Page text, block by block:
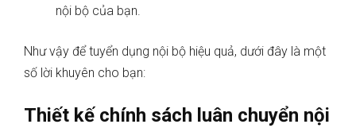
nội bộ của bạn.
Như vậy để tuyển dụng nội bộ hiệu quả, dưới đây là một
số lời khuyên cho bạn:
Thiết kế chính sách luân chuyển nội